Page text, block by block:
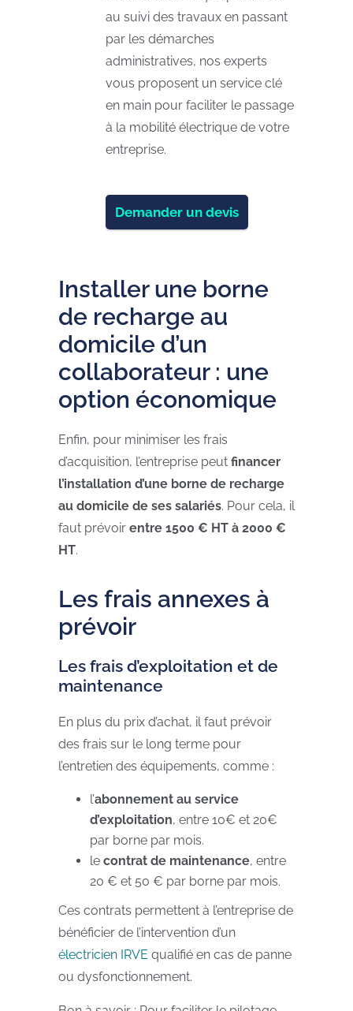
au suivi des travaux en passant
par les démarches
administratives, nos experts
vous proposent un service clé
en main pour faciliter le passage
à la mobilité électrique de votre
entreprise.
Demander un devis
Installer une borne
de recharge au
domicile d’un
collaborateur : une
option économique
Enfin, pour minimiser les frais
d’acquisition, l’entreprise peut financer
l’installation d’une borne de recharge
au domicile de ses salariés. Pour cela, il
faut prévoir entre 1500 € HT à 2000 €
HT.
Les frais annexes à
prévoir
Les frais d’exploitation et de
maintenance
En plus du prix d’achat, il faut prévoir
des frais sur le long terme pour
l’entretien des équipements, comme :
l’abonnement au service
d’exploitation, entre 10€ et 20€
par borne par mois.
le contrat de maintenance, entre
20 € et 50 € par borne par mois.
Ces contrats permettent à l’entreprise de
bénéficier de l’intervention d’un
électricien IRVE qualifié en cas de panne
ou dysfonctionnement.